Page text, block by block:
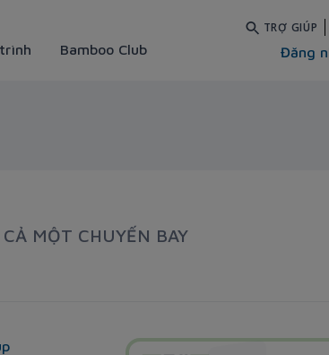
Bamboo Club
TRỢ GIÚP
Đăng
MỘT CHUYẾN BAY